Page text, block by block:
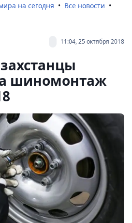
на сегодня
Все новости
11:04, 25 октября 2018
шиномонтаж